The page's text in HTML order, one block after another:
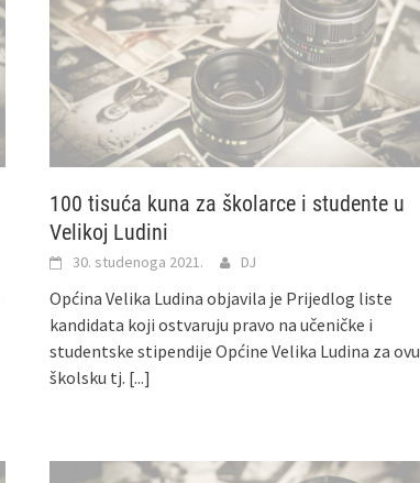
100 tisuća kuna za školarce i studente u
Velikoj Ludini
30. studenoga 2021. DJ
Općina Velika Ludina objavila je Prijedlog liste
kandidata koji ostvaruju pravo na učeničke i
studentske stipendije Općine Velika Ludina za ovu
školsku tj. [...]